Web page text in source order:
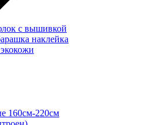
с вышивкой
наклейка
160см-220см